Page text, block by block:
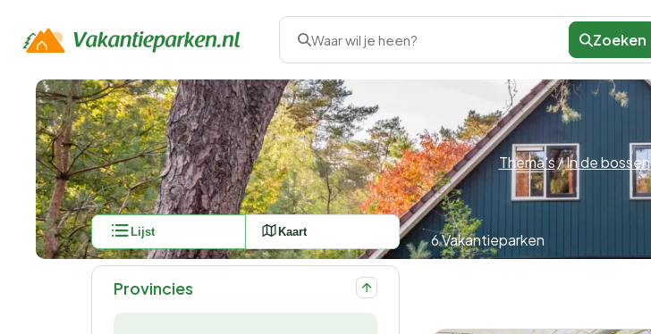
Waar wil je heen? Zoeken
Thema's/In de bossen
Lijst Kaart
Provincies
6 Vakantieparken